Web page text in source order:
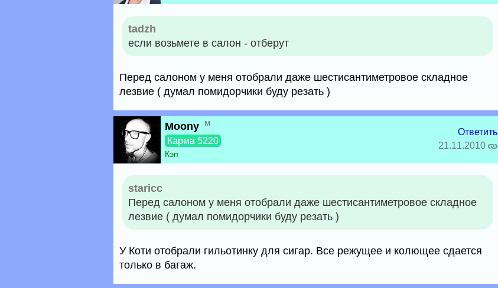
tadzh
если возьмете в салон - отберут
Перед салоном у меня отобрали даже шестисантиметровое складное
лезвие ( думал помидорчики буду резать )
Moony м
Карма 5220
Кэп
Ответить
21.11.2010
staricc
Перед салоном у меня отобрали даже шестисантиметровое складное
лезвие ( думал помидорчики буду резать )
У Коти отобрали гильотинку для сигар. Все режущее и колющее сдается
только в багаж.